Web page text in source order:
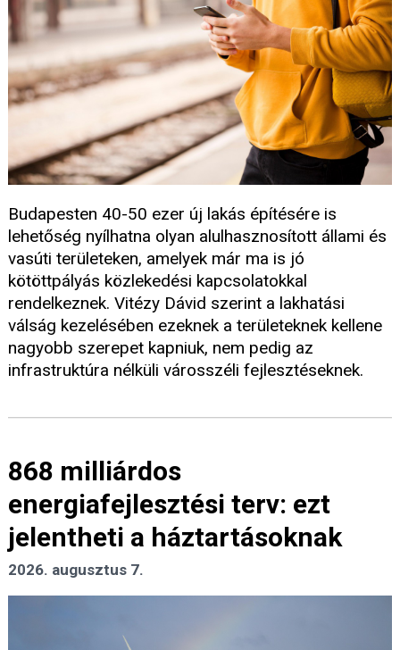
Budapesten 40-50 ezer új lakás építésére is
lehetőség nyílhatna olyan alulhasznosított állami és
vasúti területeken, amelyek már ma is jó
kötöttpályás közlekedési kapcsolatokkal
rendelkeznek. Vitézy Dávid szerint a lakhatási
válság kezelésében ezeknek a területeknek kellene
nagyobb szerepet kapniuk, nem pedig az
infrastruktúra nélküli városszéli fejlesztéseknek.
868 milliárdos
energiafejlesztési terv: ezt
jelentheti a háztartásoknak
2026. augusztus 7.